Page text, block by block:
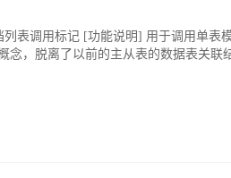
表调用标记 [功能说明] 用于调用单表
念，脱离了以前的主从表的数据表关联